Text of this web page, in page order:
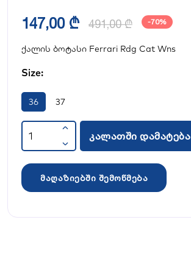
147,00 ₾ 491,00 ₾ -70%
ქალის ბოტასი Ferrari Rdg Cat Wns
Size:
36 37
კალათში დამატება
მაღაზიებში შემოწმება